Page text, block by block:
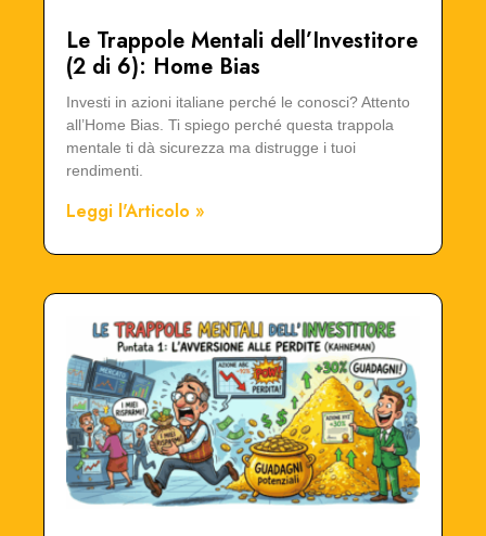
Le Trappole Mentali dell’Investitore
(2 di 6): Home Bias
Investi in azioni italiane perché le conosci? Attento
all’Home Bias. Ti spiego perché questa trappola
mentale ti dà sicurezza ma distrugge i tuoi
rendimenti.
Leggi l'Articolo »